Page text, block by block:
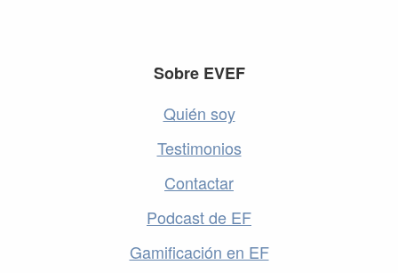
Sobre EVEF
Quién soy
Testimonios
Contactar
Podcast de EF
Gamificación en EF